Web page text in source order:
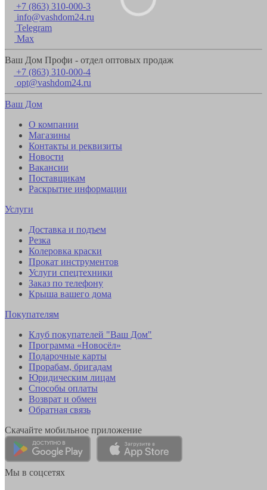
+7 (863) 310-000-3
info@vashdom24.ru
Telegram
Max
Ваш Дом Профи - отдел оптовых продаж
+7 (863) 310-000-4
opt@vashdom24.ru
Ваш Дом
О компании
Магазины
Контакты и реквизиты
Новости
Вакансии
Поставщикам
Раскрытие информации
Услуги
Доставка и подъем
Резка
Колеровка краски
Прокат инструментов
Услуги спецтехники
Заказ по телефону
Крыша вашего дома
Покупателям
Клуб покупателей "Ваш Дом"
Программа «Новосёл»
Подарочные карты
Прорабам, бригадам
Юридическим лицам
Способы оплаты
Возврат и обмен
Обратная связь
Скачайте мобильное приложение
Мы в соцсетях